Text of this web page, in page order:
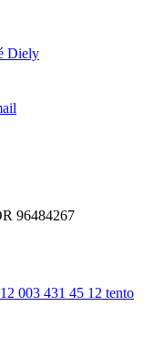
Diely
96484267